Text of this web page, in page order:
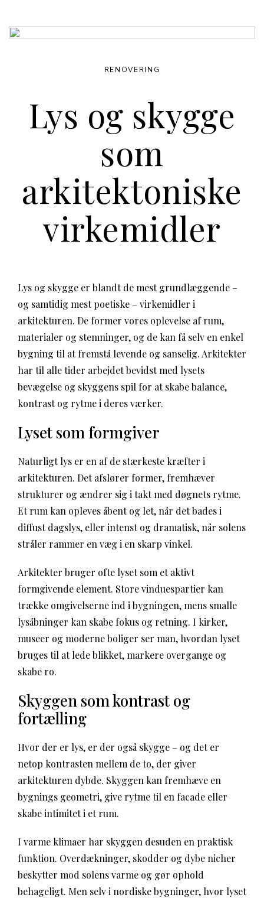
Lys og skygge
som
arkitektoniske
virkemidler
RENOVERING
Lys og skygge er blandt de mest grundlæggende –
og samtidig mest poetiske – virkemidler i
arkitekturen. De former vores oplevelse af rum,
materialer og stemninger, og de kan få selv en enkel
bygning til at fremstå levende og sanselig. Arkitekter
har til alle tider arbejdet bevidst med lysets
bevægelse og skyggens spil for at skabe balance,
kontrast og rytme i deres værker.
Lyset som formgiver
Naturligt lys er en af de stærkeste kræfter i
arkitekturen. Det afslører former, fremhæver
strukturer og ændrer sig i takt med døgnets rytme.
Et rum kan opleves åbent og let, når det bades i
diffust dagslys, eller intenst og dramatisk, når solens
stråler rammer en væg i en skarp vinkel.
Arkitekter bruger ofte lyset som et aktivt
formgivende element. Store vinduespartier kan
trække omgivelserne ind i bygningen, mens smalle
lysåbninger kan skabe fokus og retning. I kirker,
museer og moderne boliger ser man, hvordan lyset
bruges til at lede blikket, markere overgange og
skabe ro.
Skyggen som kontrast og
fortælling
Hvor der er lys, er der også skygge – og det er
netop kontrasten mellem de to, der giver
arkitekturen dybde. Skyggen kan fremhæve en
bygnings geometri, give rytme til en facade eller
skabe intimitet i et rum.
I varme klimaer har skyggen desuden en praktisk
funktion. Overdækninger, skodder og dybe nicher
beskytter mod solens varme og gør ophold
behageligt. Men selv i nordiske bygninger, hvor lyset